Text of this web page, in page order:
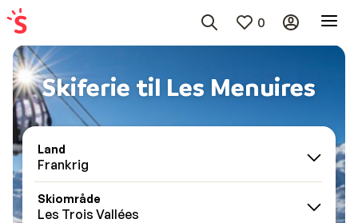
0
Skiferie til Les Menuires
Land
Frankrig
Skiområde
Les Trois Vallées